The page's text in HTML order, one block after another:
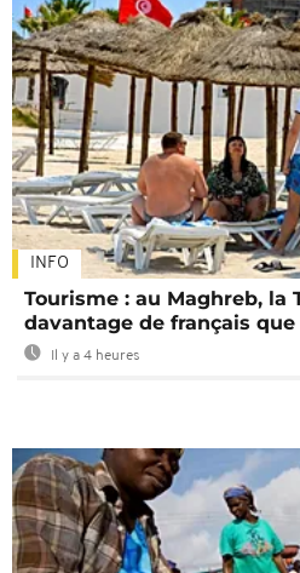
INFO
Tourisme : au Maghreb, la
davantage de français que
Il y a 4 heures